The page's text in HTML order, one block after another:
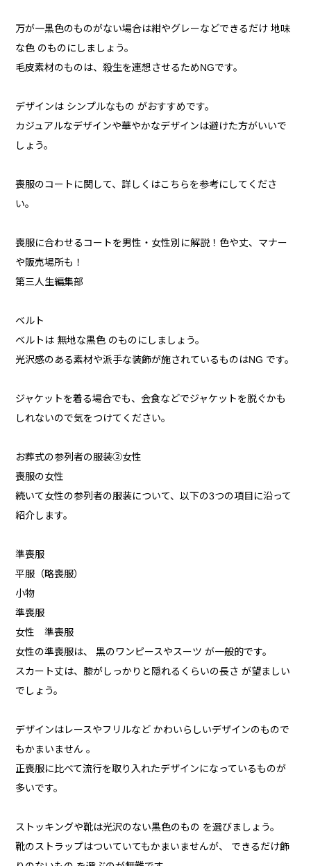
万が一黒色のものがない場合は紺やグレーなどできるだけ 地味
な色 のものにしましょう。
毛皮素材のものは、殺生を連想させるためNGです。
デザインは シンプルなもの がおすすめです。
カジュアルなデザインや華やかなデザインは避けた方がいいで
しょう。
喪服のコートに関して、詳しくはこちらを参考にしてくださ
い。
喪服に合わせるコートを男性・女性別に解説！色や丈、マナー
や販売場所も！
第三人生編集部
ベルト
ベルトは 無地な黒色 のものにしましょう。
光沢感のある素材や派手な装飾が施されているものはNG です。
ジャケットを着る場合でも、会食などでジャケットを脱ぐかも
しれないので気をつけてください。
お葬式の参列者の服装②女性
喪服の女性
続いて女性の参列者の服装について、以下の3つの項目に沿って
紹介します。
準喪服
平服（略喪服）
小物
準喪服
女性 準喪服
女性の準喪服は、 黒のワンピースやスーツ が一般的です。
スカート丈は、膝がしっかりと隠れるくらいの長さ が望ましい
でしょう。
デザインはレースやフリルなど かわいらしいデザインのもので
もかまいません 。
正喪服に比べて流行を取り入れたデザインになっているものが
多いです。
ストッキングや靴は光沢のない黒色のもの を選びましょう。
靴のストラップはついていてもかまいませんが、 できるだけ飾